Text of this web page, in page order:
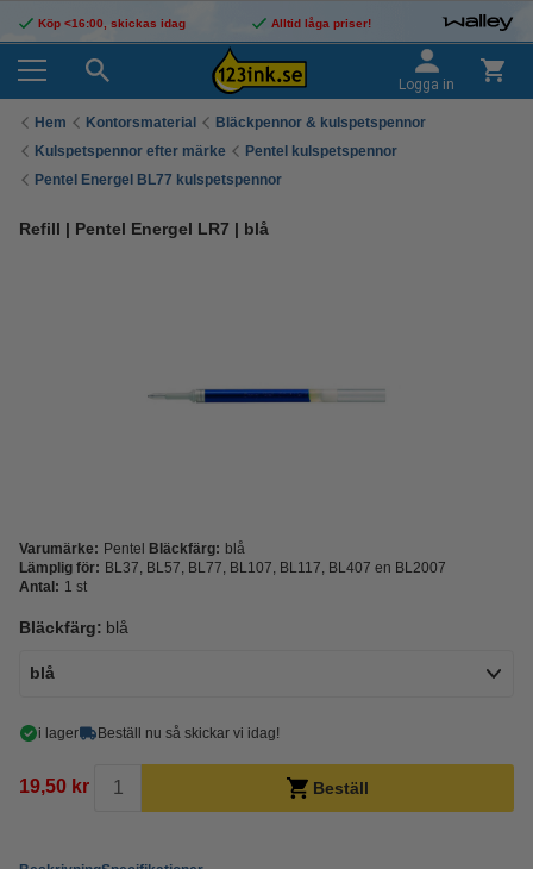
Köp <16:00, skickas idag Alltid låga priser!
Logga in
Hem Kontorsmaterial
Bläckpennor & kulspetspennor
Kulspetspennor efter märke
Pentel kulspetspennor
Pentel Energel BL77 kulspetspennor
Refill | Pentel Energel LR7 | blå
Varumärke: Pentel Bläckfärg: blå
Lämplig för: BL37, BL57, BL77, BL107, BL117, BL407 en BL2007
Antal: 1 st
Bläckfärg: blå
blå
i lager Beställ nu så skickar vi idag!
19,50 kr Beställ